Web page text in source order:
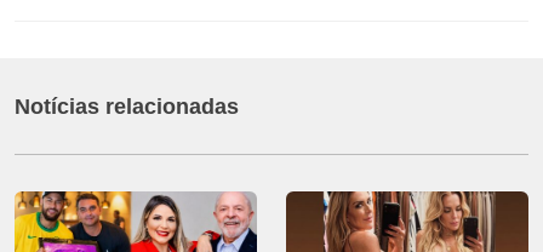
Notícias relacionadas